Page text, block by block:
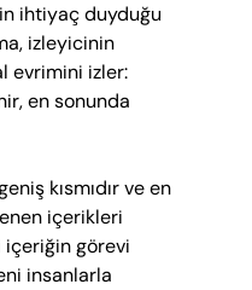
ihtiyaç duyduğu
izleyicinin
evrimini izler:
en sonunda
kısmıdır ve en
içerikleri
içeriğin görevi
insanlarla